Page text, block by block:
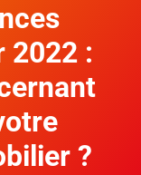
2022 :
?